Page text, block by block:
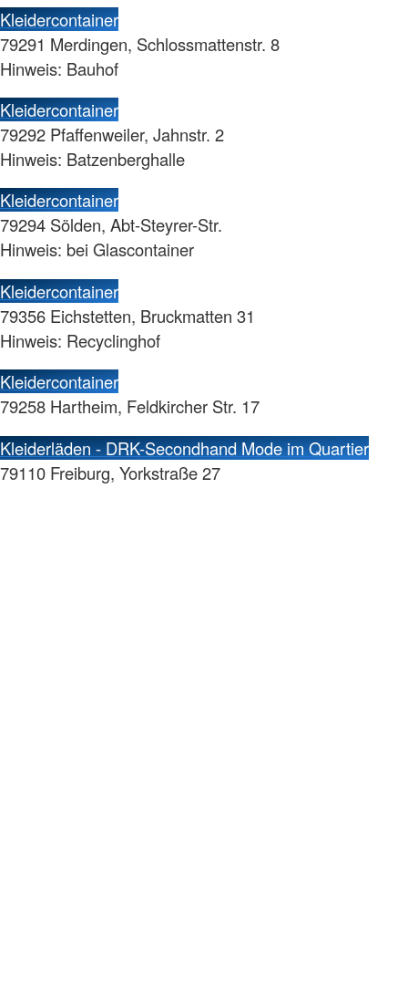
Kleidercontainer
79291 Merdingen, Schlossmattenstr. 8
Hinweis: Bauhof
Kleidercontainer
79292 Pfaffenweiler, Jahnstr. 2
Hinweis: Batzenberghalle
Kleidercontainer
79294 Sölden, Abt-Steyrer-Str.
Hinweis: bei Glascontainer
Kleidercontainer
79356 Eichstetten, Bruckmatten 31
Hinweis: Recyclinghof
Kleidercontainer
79258 Hartheim, Feldkircher Str. 17
Kleiderläden - DRK-Secondhand Mode im Quartier
79110 Freiburg, Yorkstraße 27